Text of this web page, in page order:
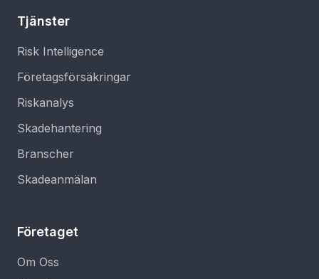
Tjänster
Risk Intelligence
Företagsförsäkringar
Riskanalys
Skadehantering
Branscher
Skadeanmälan
Företaget
Om Oss